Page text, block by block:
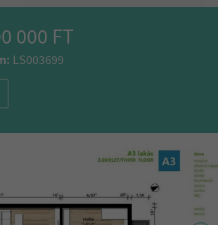
000 FT
LS003699